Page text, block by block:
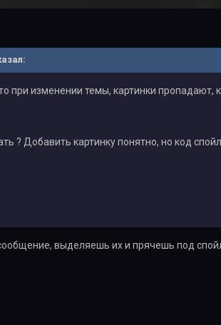
при изменении темы, картинки
? Добавить картинку понятно, но код
выделяешь их и прячешь под